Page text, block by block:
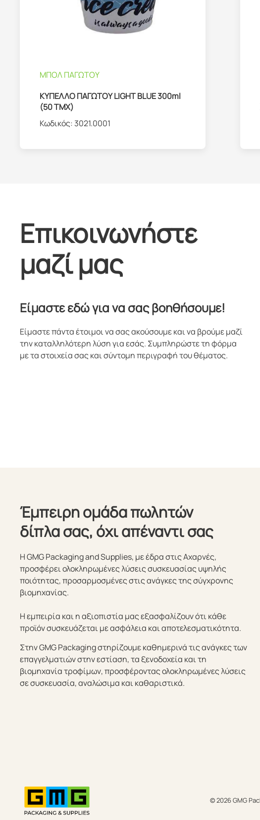
ΜΠΟΛ ΠΑΓΩΤΟΥ
ΚΥΠΕΛΛΟ ΠΑΓΩΤΟΥ LIGHT BLUE 300ml
(50 ΤΜΧ)
Κωδικός: 3021.0001
Επικοινωνήστε
μαζί μας
Είμαστε εδώ για να σας βοηθήσουμε!
Είμαστε πάντα έτοιμοι να σας ακούσουμε και να βρούμε μαζί
την καταλληλότερη λύση για εσάς. Συμπληρώστε τη φόρμα
με τα στοιχεία σας και σύντομη περιγραφή του θέματος.
Έμπειρη ομάδα πωλητών
δίπλα σας, όχι απέναντι σας
Η GMG Packaging and Supplies, με έδρα στις Αχαρνές,
προσφέρει ολοκληρωμένες λύσεις συσκευασίας υψηλής
ποιότητας, προσαρμοσμένες στις ανάγκες της σύγχρονης
βιομηχανίας.
Η εμπειρία και η αξιοπιστία μας εξασφαλίζουν ότι κάθε
προϊόν συσκευάζεται με ασφάλεια και αποτελεσματικότητα.
Στην GMG Packaging στηρίζουμε καθημερινά τις ανάγκες των
επαγγελματιών στην εστίαση, τα ξενοδοχεία και τη
βιομηχανία τροφίμων, προσφέροντας ολοκληρωμένες λύσεις
σε συσκευασία, αναλώσιμα και καθαριστικά.
© 2026 GMG